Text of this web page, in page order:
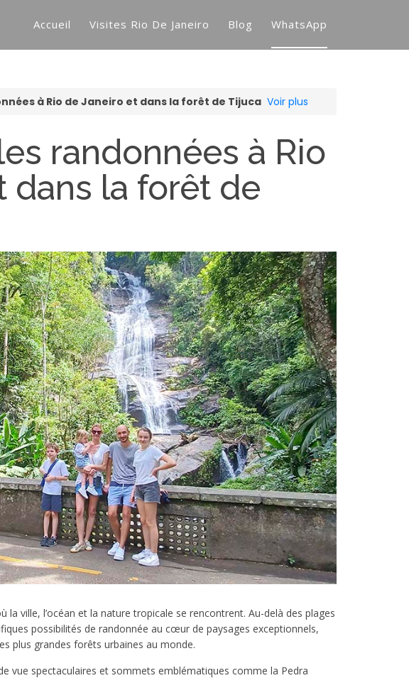
Accueil Visites Rio De Janeiro Blog WhatsApp
à Rio de Janeiro et dans la forêt de Tijuca Voir plus
randonnées à Rio
dans la forêt de
la ville, l’océan et la nature tropicale se rencontrent. Au-delà des plages
possibilités de randonnée au cœur de paysages exceptionnels,
plus grandes forêts urbaines au monde.
vue spectaculaires et sommets emblématiques comme la Pedra